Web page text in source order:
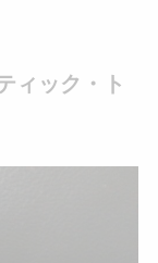
ィック・ト